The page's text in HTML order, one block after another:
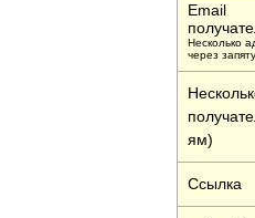
Email
Несколько
через
ям)
Ссылка